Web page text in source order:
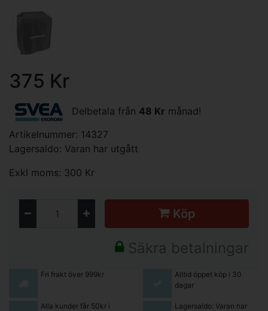
375 Kr
Delbetala från 48 Kr månad!
Artikelnummer: 14327
Lagersaldo: Varan har utgått
Exkl moms: 300 Kr
Köp
Säkra betalningar
Fri frakt över 999kr
Alltid öppet köp i 30
dagar
Alla kunder får 50kr i
Lagersaldo: Varan har